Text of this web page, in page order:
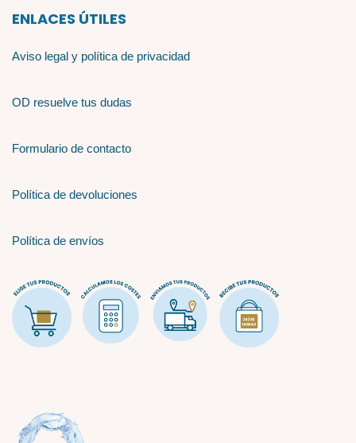
ENLACES ÚTILES
Aviso legal y política de privacidad
OD resuelve tus dudas
Formulario de contacto
Política de devoluciones
Política de envíos